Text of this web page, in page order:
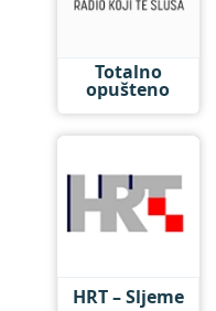
Totalno
opušteno
HRT – Sljeme